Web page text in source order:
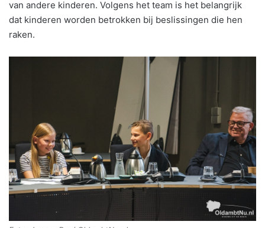
van andere kinderen. Volgens het team is het belangrijk
dat kinderen worden betrokken bij beslissingen die hen
raken.